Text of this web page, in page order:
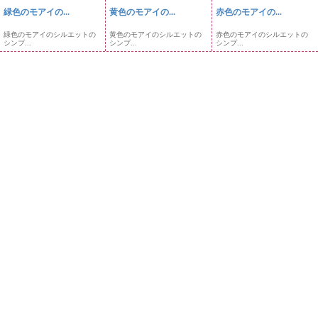
緑色のモアイの...
緑色のモアイのシルエットの
シンプ...
黄色のモアイの...
黄色のモアイのシルエットの
シンプ...
赤色のモアイの...
赤色のモアイのシルエットの
シンプ...